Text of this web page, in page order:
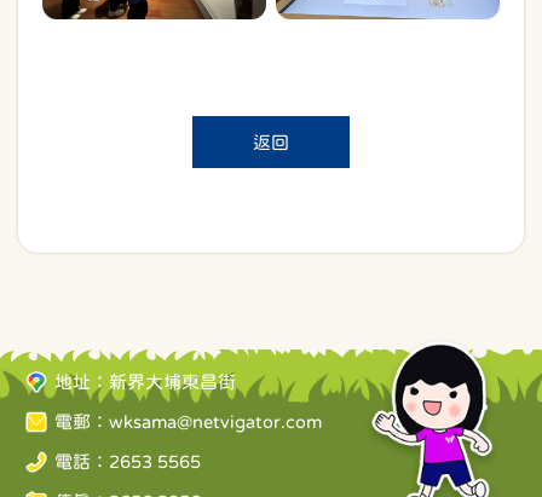
返回
地址：新界大埔東昌街
電郵： wksama@netvigator.com
電話：2653 5565